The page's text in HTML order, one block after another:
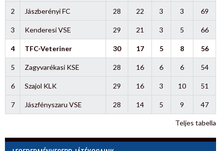
2 Jászberényi FC 28 22 3 3 69
3 Kenderesi VSE 29 21 3 5 66
4 TFC-Veteriner 30 17 5 8 56
5 Zagyvarékasi KSE 28 16 6 6 54
6 Szajol KLK 29 16 3 10 51
7 Jászfényszaru VSE 28 14 5 9 47
Teljes tabella